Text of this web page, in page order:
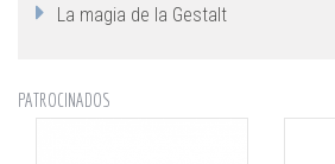
La magia de la Gestalt
PATROCINADOS